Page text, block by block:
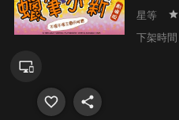
星等
下架時間